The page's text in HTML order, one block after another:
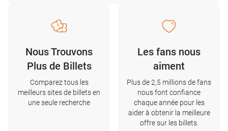
Nous Trouvons
Plus de Billets
Comparez tous les
meilleurs sites de billets en
une seule recherche
Les fans nous
aiment
Plus de 2,5 millions de fans
nous font confiance
chaque année pour les
aider à obtenir la meilleure
offre sur les billets.